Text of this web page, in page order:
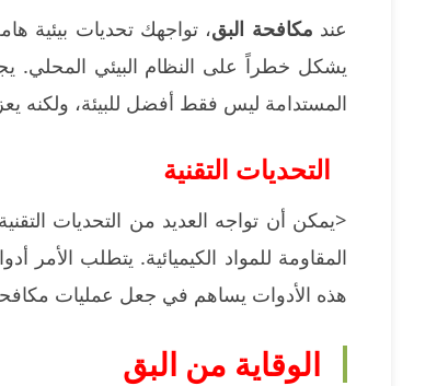
عند مكافحة البق، تواجهك تحديات بيئية
يشكل خطراً على النظام البيئي المحلي.
المستدامة ليس فقط أفضل للبيئة، ولكنه
التحديات التقنية
<يمكن أن تواجه العديد من التحديات
المقاومة للمواد الكيميائية. يتطلب
هذه الأدوات يساهم في جعل عمليات مكافحة
الوقاية من البق